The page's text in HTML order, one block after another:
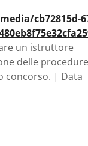
cb72815d-
un istruttore
delle procedure
concorso. | Data